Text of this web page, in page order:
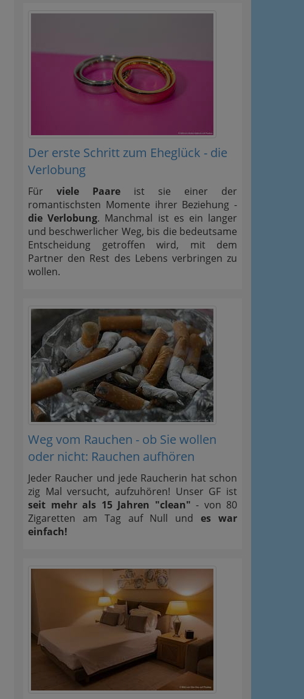
Der erste Schritt zum Eheglück - die
Verlobung
Für viele Paare ist sie einer der
romantischsten Momente ihrer Beziehung -
die Verlobung. Manchmal ist es ein langer
und beschwerlicher Weg, bis die bedeutsame
Entscheidung getroffen wird, mit dem
Partner den Rest des Lebens verbringen zu
wollen.
Weg vom Rauchen - ob Sie wollen
oder nicht: Rauchen aufhören
Jeder Raucher und jede Raucherin hat schon
zig Mal versucht, aufzuhören! Unser GF ist
seit mehr als 15 Jahren "clean" - von 80
Zigaretten am Tag auf Null undes war
einfach!